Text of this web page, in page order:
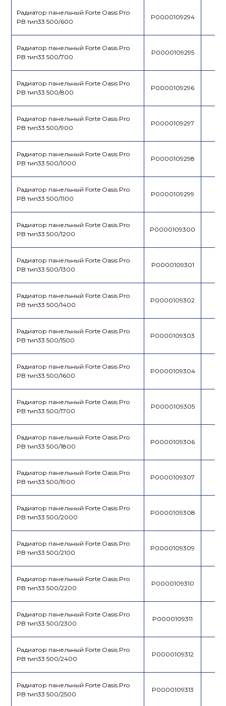
Радиатор панельный Forte Oasis Pro
PB тип33 500/600
P0000109294
Радиатор панельный Forte Oasis Pro
PB тип33 500/700
P0000109295
Радиатор панельный Forte Oasis Pro
PB тип33 500/800
P0000109296
Радиатор панельный Forte Oasis Pro
PB тип33 500/900
P0000109297
Радиатор панельный Forte Oasis Pro
PB тип33 500/1000
P0000109298
Радиатор панельный Forte Oasis Pro
PB тип33 500/1100
P0000109299
Радиатор панельный Forte Oasis Pro
PB тип33 500/1200
P0000109300
Радиатор панельный Forte Oasis Pro
PB тип33 500/1300
P0000109301
Радиатор панельный Forte Oasis Pro
PB тип33 500/1400
P0000109302
Радиатор панельный Forte Oasis Pro
PB тип33 500/1500
P0000109303
Радиатор панельный Forte Oasis Pro
PB тип33 500/1600
P0000109304
Радиатор панельный Forte Oasis Pro
PB тип33 500/1700
P0000109305
Радиатор панельный Forte Oasis Pro
PB тип33 500/1800
P0000109306
Радиатор панельный Forte Oasis Pro
PB тип33 500/1900
P0000109307
Радиатор панельный Forte Oasis Pro
PB тип33 500/2000
P0000109308
Радиатор панельный Forte Oasis Pro
PB тип33 500/2100
P0000109309
Радиатор панельный Forte Oasis Pro
PB тип33 500/2200
P0000109310
Радиатор панельный Forte Oasis Pro
PB тип33 500/2300
P0000109311
Радиатор панельный Forte Oasis Pro
PB тип33 500/2400
P0000109312
Радиатор панельный Forte Oasis Pro
PB тип33 500/2500
P0000109313